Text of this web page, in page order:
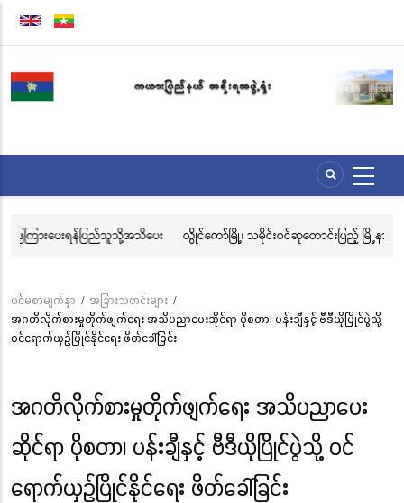
အဓိက
အကြောင်းအရာ
သွား
မည်
သိပေး
လွိုင်ကော်မြို့၊ သမိုင်းဝင်ဆုတောင်းပြည့် မြို့နာမ်ရွှေစေတီတော် လုံးတော်ပြည့်
ဘုံကထိန် အလှူတော်မင်္ဂလာအခမ်းအနား ကျင်းပ
Breadcrumb
ပင်မစာမျက်နှာ / အခြားသတင်းများ /
အဂတိလိုက်စားမှုတိုက်ဖျက်ရေး အသိပညာပေးဆိုင်ရာ ပိုစတာ၊ ပန်းချီနှင့် ဗီဒီယိုပြိုင်ပွဲသို့
ဝင်ရောက်ယှဉ်ပြိုင်နိုင်ရေး ဖိတ်ခေါ်ခြင်း
အဂတိလိုက်စားမှုတိုက်ဖျက်ရေး အသိပညာပေး
ဆိုင်ရာ ပိုစတာ၊ ပန်းချီနှင့် ဗီဒီယိုပြိုင်ပွဲသို့ ဝင်
ရောက်ယှဉ်ပြိုင်နိုင်ရေး ဖိတ်ခေါ်ခြင်း